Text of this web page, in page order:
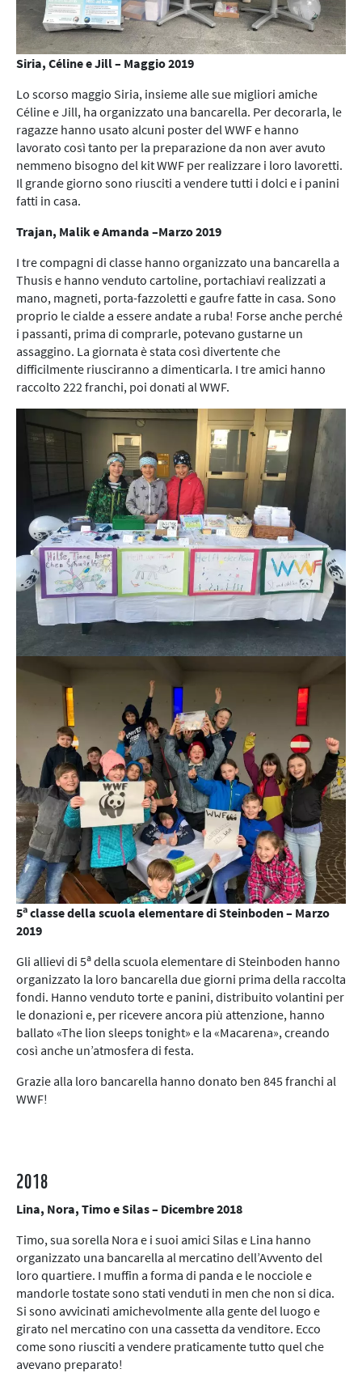
Siria, Céline e Jill – Maggio 2019
Lo scorso maggio Siria, insieme alle sue migliori amiche
Céline e Jill, ha organizzato una bancarella. Per decorarla, le
ragazze hanno usato alcuni poster del WWF e hanno
lavorato così tanto per la preparazione da non aver avuto
nemmeno bisogno del kit WWF per realizzare i loro lavoretti.
Il grande giorno sono riusciti a vendere tutti i dolci e i panini
fatti in casa.
Trajan, Malik e Amanda –Marzo 2019
I tre compagni di classe hanno organizzato una bancarella a
Thusis e hanno venduto cartoline, portachiavi realizzati a
mano, magneti, porta-fazzoletti e gaufre fatte in casa. Sono
proprio le cialde a essere andate a ruba! Forse anche perché
i passanti, prima di comprarle, potevano gustarne un
assaggino. La giornata è stata così divertente che
difficilmente riusciranno a dimenticarla. I tre amici hanno
raccolto 222 franchi, poi donati al WWF.
5a classe della scuola elementare di Steinboden – Marzo
2019
Gli allievi di 5a della scuola elementare di Steinboden hanno
organizzato la loro bancarella due giorni prima della raccolta
fondi. Hanno venduto torte e panini, distribuito volantini per
le donazioni e, per ricevere ancora più attenzione, hanno
ballato «The lion sleeps tonight» e la «Macarena», creando
così anche un’atmosfera di festa.
Grazie alla loro bancarella hanno donato ben 845 franchi al
WWF!
2018
Lina, Nora, Timo e Silas – Dicembre 2018
Timo, sua sorella Nora e i suoi amici Silas e Lina hanno
organizzato una bancarella al mercatino dell’Avvento del
loro quartiere. I muffin a forma di panda e le nocciole e
mandorle tostate sono stati venduti in men che non si dica.
Si sono avvicinati amichevolmente alla gente del luogo e
girato nel mercatino con una cassetta da venditore. Ecco
come sono riusciti a vendere praticamente tutto quel che
avevano preparato!